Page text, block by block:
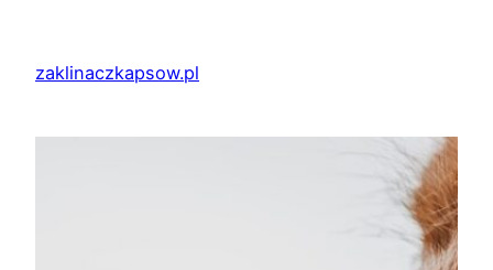
treścizaklinaczkapsow.pl